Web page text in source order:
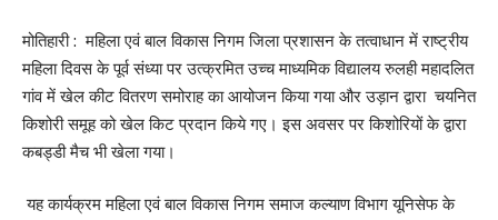
मोतिहारी : महिला एवं बाल विकास निगम जिला प्रशासन के तत्वाधान में राष्ट्रीय
महिला दिवस के पूर्व संध्या पर उत्क्रमित उच्च माध्यमिक विद्यालय रुलही महादलित
गांव में खेल कीट वितरण समोराह का आयोजन किया गया और उड़ान द्वारा चयनित
किशोरी समूह को खेल किट प्रदान किये गए। इस अवसर पर किशोरियों के द्वारा
कबड्डी मैच भी खेला गया।
यह कार्यक्रम महिला एवं बाल विकास निगम समाज कल्याण विभाग यूनिसेफ के